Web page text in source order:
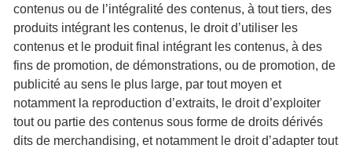
contenus ou de l’intégralité des contenus, à tout tiers, des
produits intégrant les contenus, le droit d’utiliser les
contenus et le produit final intégrant les contenus, à des
fins de promotion, de démonstrations, ou de promotion, de
publicité au sens le plus large, par tout moyen et
notamment la reproduction d’extraits, le droit d’exploiter
tout ou partie des contenus sous forme de droits dérivés
dits de merchandising, et notamment le droit d’adapter tout